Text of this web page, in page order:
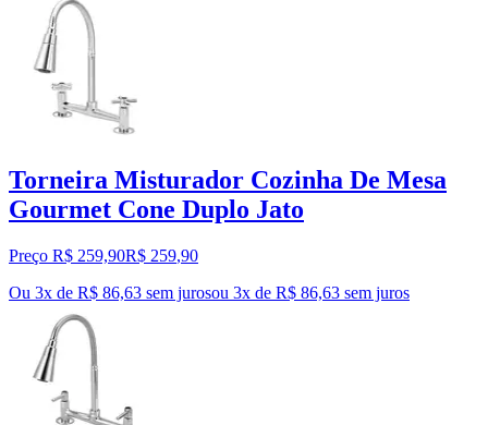
Torneira Misturador Cozinha De Mesa
Gourmet Cone Duplo Jato
Preço R$ 259,90R$ 259,90
Ou 3x de R$ 86,63 sem jurosou 3x de R$ 86,63 sem juros